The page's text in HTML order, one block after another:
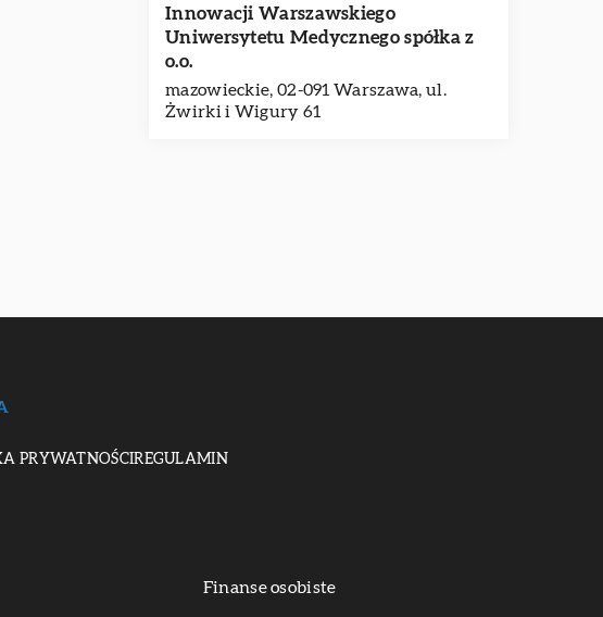
Innowacji Warszawskiego
Uniwersytetu Medycznego spółka z
o.o.
mazowieckie, 02-091 Warszawa, ul.
Żwirki i Wigury 61
PRYWATNOŚCIREGULAMIN
Finanse osobiste